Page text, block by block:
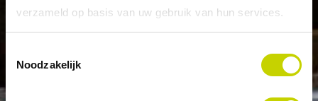
verzameld op basis van uw gebruik van hun services.
Noodzakelijk